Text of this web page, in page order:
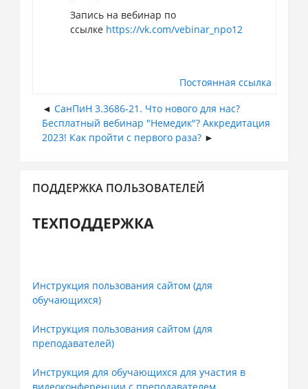
Запись на вебинар по
ссылке https://vk.com/vebinar_npo12
Постоянная ссылка
СанПиН 3.3686-21. Что нового для нас?
Бесплатный вебинар "Немедик"? Аккредитация
2023! Как пройти с первого раза?
Поддержка
ПОДДЕРЖКА ПОЛЬЗОВАТЕЛЕЙ
ТЕХПОДДЕРЖКА
Инструкция пользования сайтом (для
обучающихся)
Инструкция пользования сайтом (для
преподавателей)
Инструкция для обучающихся для участия в